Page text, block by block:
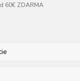
60€ ZDARMA